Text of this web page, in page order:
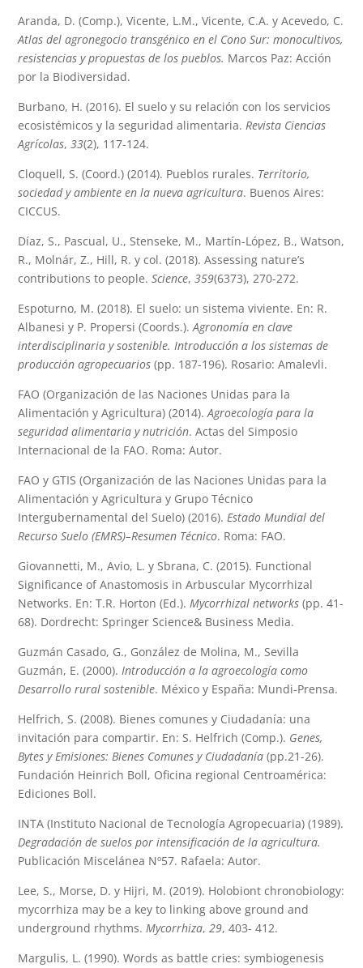
Aranda, D. (Comp.), Vicente, L.M., Vicente, C.A. y Acevedo, C.
Atlas del agronegocio transgénico en el Cono Sur: monocultivos,
resistencias y propuestas de los pueblos. Marcos Paz: Acción
por la Biodiversidad.
Burbano, H. (2016). El suelo y su relación con los servicios
ecosistémicos y la seguridad alimentaria.Revista Ciencias
Agrícolas,33(2), 117-124.
Cloquell, S. (Coord.) (2014). Pueblos rurales. Territorio,
sociedad y ambiente en la nueva agricultura. Buenos Aires:
CICCUS.
Díaz, S., Pascual, U., Stenseke, M., Martín-López, B., Watson,
R., Molnár, Z., Hill, R. y col. (2018). Assessing nature’s
contributions to people.Science,359(6373), 270-272.
Espoturno, M. (2018). El suelo: un sistema viviente. En: R.
Albanesi y P. Propersi (Coords.).Agronomía en clave
interdisciplinaria y sostenible. Introducción a los sistemas de
producción agropecuarios (pp. 187-196). Rosario: Amalevli.
FAO (Organización de las Naciones Unidas para la
Alimentación y Agricultura) (2014).Agroecología para la
seguridad alimentaria y nutrición. Actas del Simposio
Internacional de la FAO. Roma: Autor.
FAO y GTIS (Organización de las Naciones Unidas para la
Alimentación y Agricultura y Grupo Técnico
Intergubernamental del Suelo) (2016).Estado Mundial del
Recurso Suelo (EMRS)–Resumen Técnico. Roma: FAO.
Giovannetti, M., Avio, L. y Sbrana, C. (2015). Functional
Significance of Anastomosis in Arbuscular Mycorrhizal
Networks. En: T.R. Horton (Ed.).Mycorrhizal networks(pp. 41-
68). Dordrecht: Springer Science& Business Media.
Guzmán Casado, G., González de Molina, M., Sevilla
Guzmán, E. (2000).Introducción a la agroecología como
Desarrollo rural sostenible. México y España: Mundi-Prensa.
Helfrich, S. (2008). Bienes comunes y Ciudadanía: una
invitación para compartir. En: S. Helfrich (Comp.). Genes,
Bytes y Emisiones: Bienes Comunes y Ciudadanía (pp.21-26).
Fundación Heinrich Boll, Oficina regional Centroamérica:
Ediciones Boll.
INTA (Instituto Nacional de Tecnología Agropecuaria) (1989).
Degradación de suelos por intensificación de la agricultura.
Publicación Miscelánea Nº57. Rafaela: Autor.
Lee, S., Morse, D. y Hijri, M. (2019). Holobiont chronobiology:
mycorrhiza may be a key to linking above ground and
underground rhythms.Mycorrhiza,29, 403- 412.
Margulis, L. (1990). Words as battle cries: symbiogenesis